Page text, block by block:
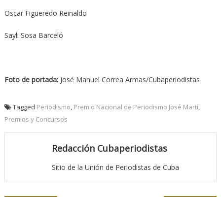
Oscar Figueredo Reinaldo
Sayli Sosa Barceló
Foto de portada:José Manuel Correa Armas/Cubaperiodistas
Tagged Periodismo, Premio Nacional de Periodismo José Martí,
Premios y Concursos
Redacción Cubaperiodistas
Sitio de la Unión de Periodistas de Cuba